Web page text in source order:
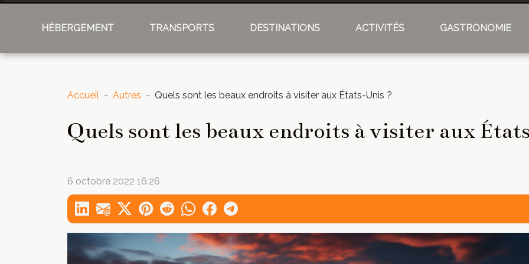
HÉBERGEMENT TRANSPORTS DESTINATIONS ACTIVITÉS GASTRONOMIE
Accueil Autres Quels sont les beaux endroits à visiter aux États-Unis ?
Quels sont les beaux endroits à visiter aux
6 octobre 2022 16:26